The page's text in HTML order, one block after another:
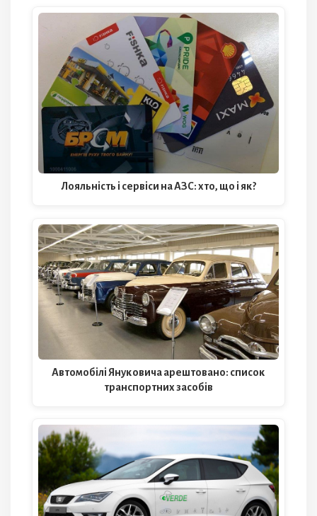
Лояльність і сервіси на АЗС: хто, що і як?
Автомобілі Януковича арештовано: список
транспортних засобів